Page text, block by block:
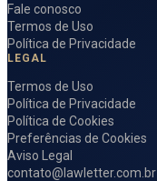
Fale conosco
Termos de Uso
Política de Privacidade
LEGAL
Termos de Uso
Política de Privacidade
Política de Cookies
Preferências de Cookies
Aviso Legal
contato@lawletter.com.br